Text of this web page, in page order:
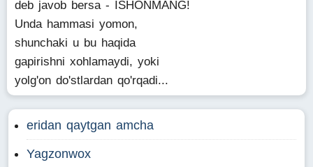
deb javob bersa - ISHONMANG!
Unda hammasi yomon,
shunchaki u bu haqida
gapirishni xohlamaydi, yoki
yolg'on do'stlardan qo'rqadi...
eridan qaytgan amcha
Yagzonwox